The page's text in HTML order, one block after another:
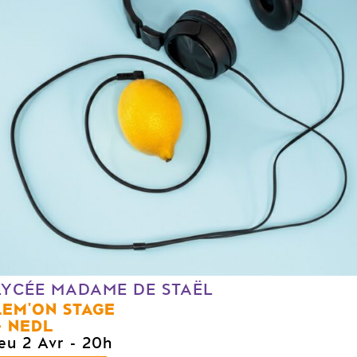
MADAME DE STAËL
STAGE
NEDL
2 Avr - 20h